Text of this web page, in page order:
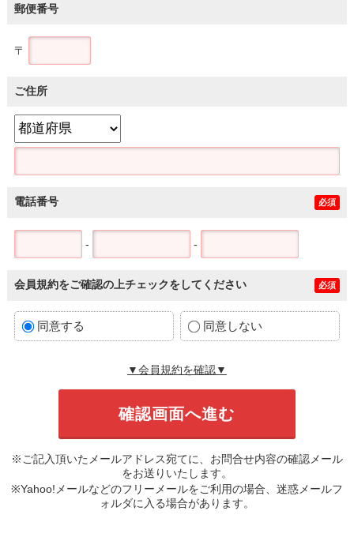
郵便番号
〒
ご住所
電話番号 必須
- -
会員規約をご確認の上チェックをしてください 必須
同意する 同意しない
▼会員規約を確認▼
※ご記入頂いたメールアドレス宛てに、お問合せ内容の確認メール
をお送りいたします。
※Yahoo!メールなどのフリーメールをご利用の場合、迷惑メールフ
ォルダに入る場合があります。